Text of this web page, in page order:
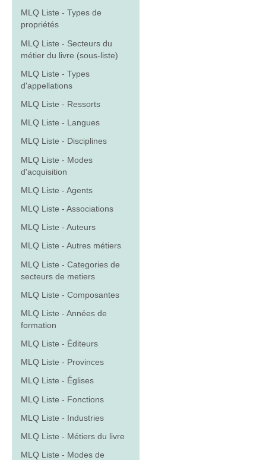
MLQ Liste - Types de
propriétés
MLQ Liste - Secteurs du
métier du livre (sous-liste)
MLQ Liste - Types
d'appellations
MLQ Liste - Ressorts
MLQ Liste - Langues
MLQ Liste - Disciplines
MLQ Liste - Modes
d'acquisition
MLQ Liste - Agents
MLQ Liste - Associations
MLQ Liste - Auteurs
MLQ Liste - Autres métiers
MLQ Liste - Categories de
secteurs de metiers
MLQ Liste - Composantes
MLQ Liste - Années de
formation
MLQ Liste - Éditeurs
MLQ Liste - Provinces
MLQ Liste - Églises
MLQ Liste - Fonctions
MLQ Liste - Industries
MLQ Liste - Métiers du livre
MLQ Liste - Modes de